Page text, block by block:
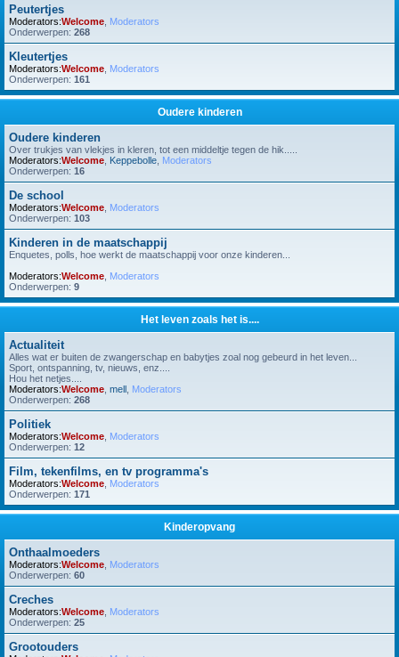
Peutertjes
Moderators:Welcome Moderators
Onderwerpen: 268
Kleutertjes
Moderators:Welcome Moderators
Onderwerpen: 161
Oudere kinderen
Oudere kinderen
Over trukjes van vlekjes in kleren, tot een middeltje tegen de hik.....
Moderators:Welcome Keppebolle Moderators
Onderwerpen: 16
De school
Moderators:Welcome Moderators
Onderwerpen: 103
Kinderen in de maatschappij
Enquetes, polls, hoe werkt de maatschappij voor onze kinderen...
Moderators:Welcome Moderators
Onderwerpen: 9
Het leven zoals het is....
Actualiteit
Alles wat er buiten de zwangerschap en babytjes zoal nog gebeurd in het leven...
Sport, ontspanning, tv, nieuws, enz....
Hou het netjes....
Moderators:Welcome mell Moderators
Onderwerpen: 268
Politiek
Moderators:Welcome Moderators
Onderwerpen: 12
Film, tekenfilms, en tv programma's
Moderators:Welcome Moderators
Onderwerpen: 171
Kinderopvang
Onthaalmoeders
Moderators:Welcome Moderators
Onderwerpen: 60
Creches
Moderators:Welcome Moderators
Onderwerpen: 25
Grootouders